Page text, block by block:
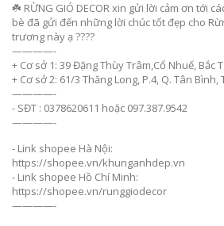
☘️ RỪNG GIÓ DECOR xin gửi lời cảm ơn tới
bè đã gửi đến những lời chúc tốt đẹp cho
trương này ạ ????
————-
+ Cơ sở 1: 39 Đặng Thùy Trâm,Cổ Nhuế, Bắc
+ Cơ sở 2: 61/3 Thăng Long, P.4, Q. Tân Bình,
————-
- SĐT : 0378620611 hoặc 097.387.9542
————-
- Link shopee Hà Nội:
https://shopee.vn/khunganhdep.vn
- Link shopee Hồ Chí Minh:
https://shopee.vn/runggiodecor
————-